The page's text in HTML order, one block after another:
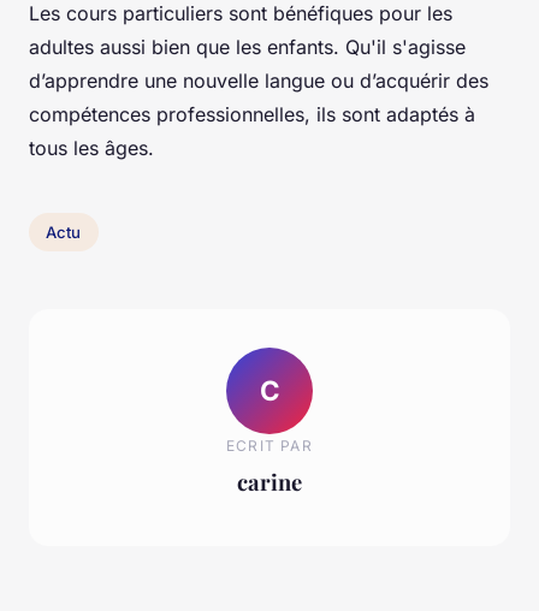
Les cours particuliers sont bénéfiques pour les
adultes aussi bien que les enfants. Qu'il s'agisse
d’apprendre une nouvelle langue ou d’acquérir des
compétences professionnelles, ils sont adaptés à
tous les âges.
Actu
C
ECRIT PAR
carine